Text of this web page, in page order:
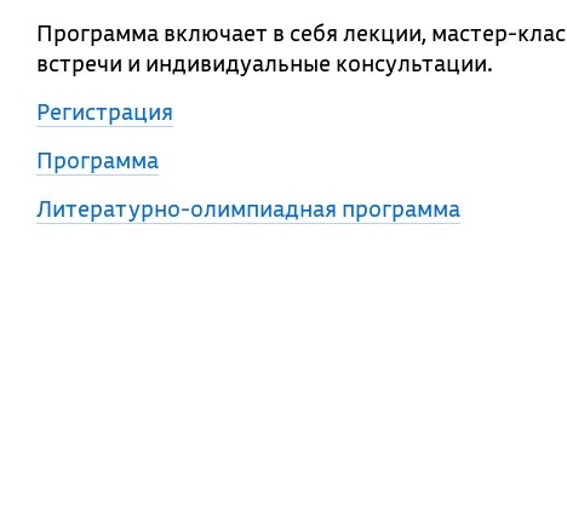
Программа включает в себя лекции, мастер-
встречи и индивидуальные консультации.
Регистрация
Программа
Литературно-олимпиадная программа